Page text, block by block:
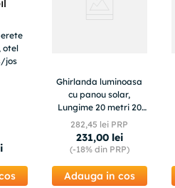
otel
jos
Ghirlanda luminoasa
cu panou solar,
Lungime 20 metri 20
Becuri LED, Lumina
calda
282,45 lei PRP
231,00 lei
(-18%din PRP)
Adauga in cos